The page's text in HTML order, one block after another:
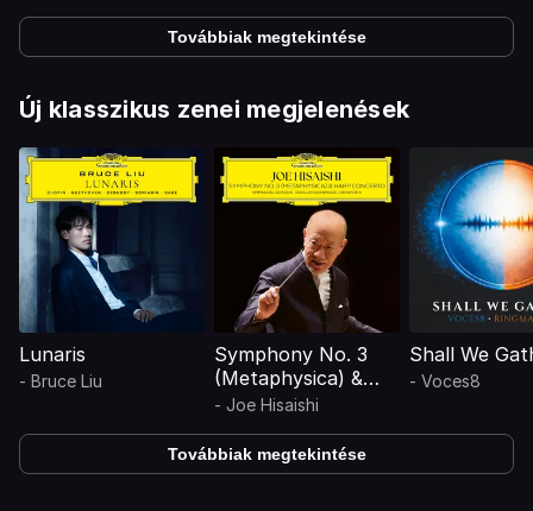
Továbbiak megtekintése
Új klasszikus zenei megjelenések
Lunaris
- Bruce Liu
Symphony No. 3
(Metaphysica) &
Harp Concerto
- Joe Hisaishi
Shall We
- Voces8
Továbbiak megtekintése